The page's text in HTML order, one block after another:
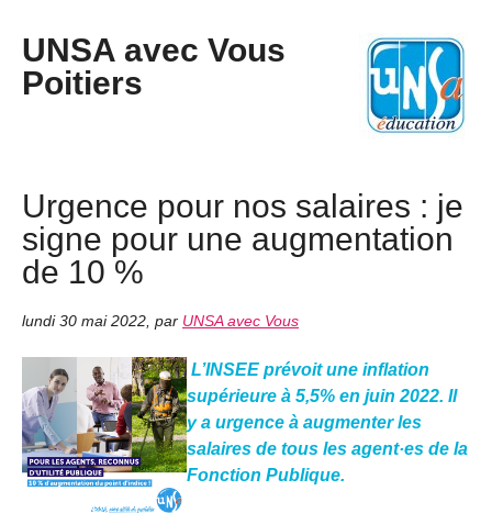
UNSA avec Vous
Poitiers
Urgence pour nos salaires : je
signe pour une augmentation
de 10 %
lundi 30 mai 2022 par UNSA avec Vous
L’INSEE prévoit une inflation
supérieure à 5,5% en juin 2022. Il
y a urgence à augmenter les
salaires de tous les agent·es de la
Fonction Publique.